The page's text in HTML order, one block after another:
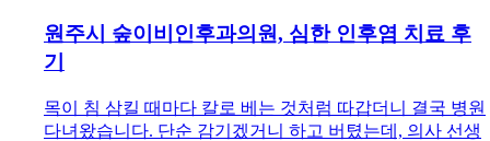
원주시 숲이비인후과의원, 심한 인후염 치료 후
기
목이 침 삼킬 때마다 칼로 베는 것처럼 따갑더니 결국 병원
다녀왔습니다. 단순 감기겠거니 하고 버텼는데, 의사 선생